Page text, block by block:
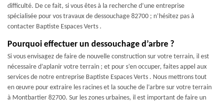
difficulté. De ce fait, si vous êtes à la recherche d’une entreprise
spécialisée pour vos travaux de dessouchage 82700 ; n’hésitez pas à
contacter Baptiste Espaces Verts .
Pourquoi effectuer un dessouchage d’arbre ?
Si vous envisagez de faire de nouvelle construction sur votre terrain, il est
nécessaire d’aplanir votre terrain ; et pour s’en occuper, faites appel aux
services de notre entreprise Baptiste Espaces Verts . Nous mettrons tout
en œuvre pour extraire les racines et la souche de l’arbre sur votre terrain
à Montbartier 82700. Sur les zones urbaines, il est important de faire un